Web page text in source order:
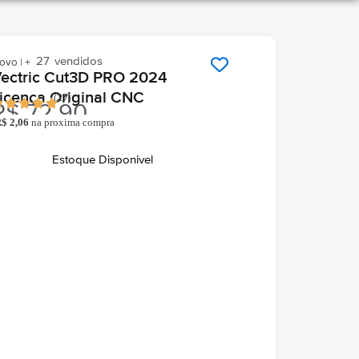
| + 27 vendidos
Cut3D PRO 2024
Original CNC
72,90
grátis hoje Em seu email
comprar você ganha
Estoque Disponivel
2,06 na proxima compra
(27)